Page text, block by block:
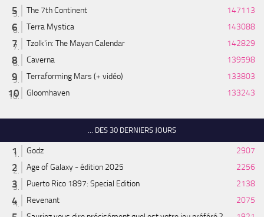
The 7th Continent
147113
Terra Mystica
143088
Tzolk'in: The Mayan Calendar
142829
Caverna
139598
Terraforming Mars (+ vidéo)
133803
Gloomhaven
133243
... DES 30 DERNIERS JOURS
Godz
2907
Age of Galaxy - édition 2025
2256
Puerto Rico 1897: Special Edition
2138
Revenant
2075